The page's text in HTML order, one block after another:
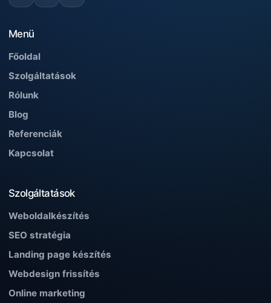
Menü
Főoldal
Szolgáltatások
Rólunk
Blog
Referenciák
Kapcsolat
Szolgáltatások
Weboldalkészítés
SEO stratégia
Landing page készítés
Webdesign frissítés
Online marketing